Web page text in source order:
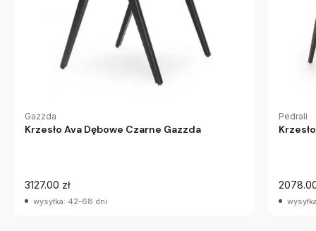
Gazzda
Krzesło Ava Dębowe Czarne Gazzda
3127.00 zł
wysyłka: 42-68 dni
Pedrali